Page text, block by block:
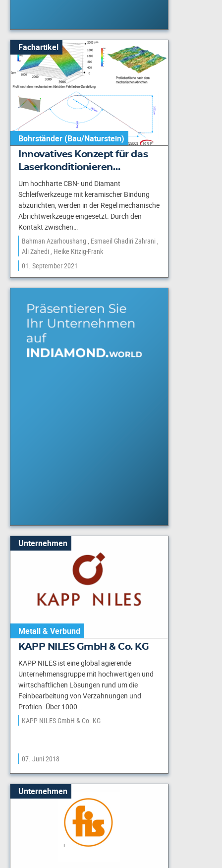
Fachartikel
Bohrständer (Bau/Naturstein)
Innovatives Konzept für das
Laserkonditionieren…
Um hochharte CBN- und Diamant
Schleifwerkzeuge mit keramischer Bindung
abzurichten, werden in der Regel mechanische
Abrichtwerkzeuge eingesetzt. Durch den
Kontakt zwischen…
Bahman Azarhoushang Esmaeil Ghadiri Zahrani
Ali Zahedi Heike Kitzig-Frank
01. September 2021
Unternehmen
Metall & Verbund
KAPP NILES GmbH & Co. KG
KAPP NILES ist eine global agierende
Unternehmensgruppe mit hochwertigen und
wirtschaftlichen Lösungen rund um die
Feinbearbeitung von Verzahnungen und
Profilen. Über 1000…
KAPP NILES GmbH & Co. KG
07. Juni 2018
Unternehmen